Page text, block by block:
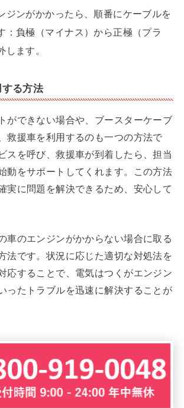
ジンがかかったら、順番にケーブルを
：負極（マイナス）から正極（プラ
ます。
る方法
ができない場合や、ブースターケーブ
救援車を利用するのも一つの方法で
スを呼び、救援車が到着したら、担当
動をサポートしてくれます。この方法
実に問題を解決できるため、安心して
車のエンジンがかからない場合に取る
法です。状況に応じた適切な対処法を
応することで、電気はつくがエンジン
ったトラブルを迅速に解決することが